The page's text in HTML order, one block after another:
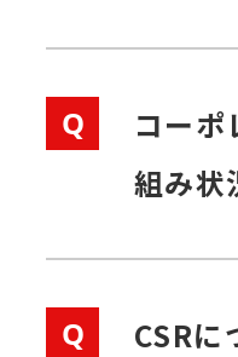
Q
コー
組み状
Q
CSR